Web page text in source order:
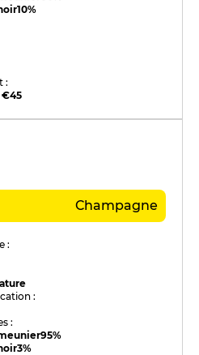
10%
:
€45
Champagne
:
:
:
95%
3%